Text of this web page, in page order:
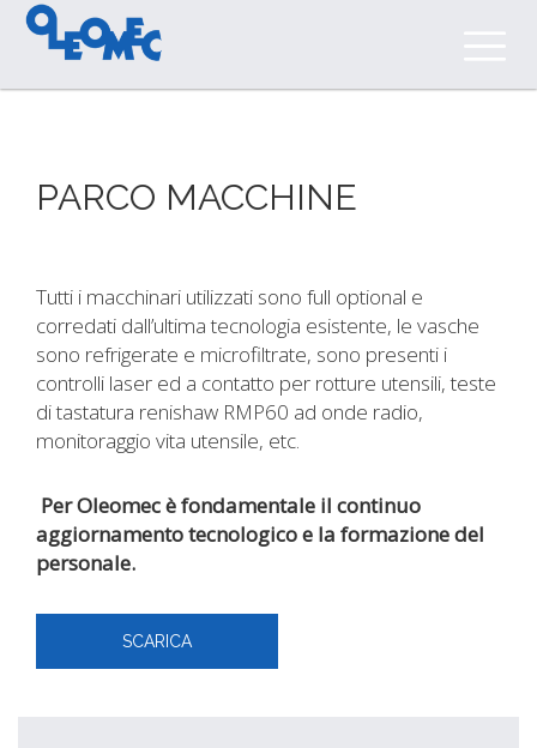
PARCO MACCHINE
Tutti i macchinari utilizzati sono full optional e
corredati dall’ultima tecnologia esistente, le vasche
sono refrigerate e microfiltrate, sono presenti i
controlli laser ed a contatto per rotture utensili, teste
di tastatura renishaw RMP60 ad onde radio,
monitoraggio vita utensile, etc.
Per Oleomec è fondamentale il continuo
aggiornamento tecnologico e la formazione del
personale.
SCARICA